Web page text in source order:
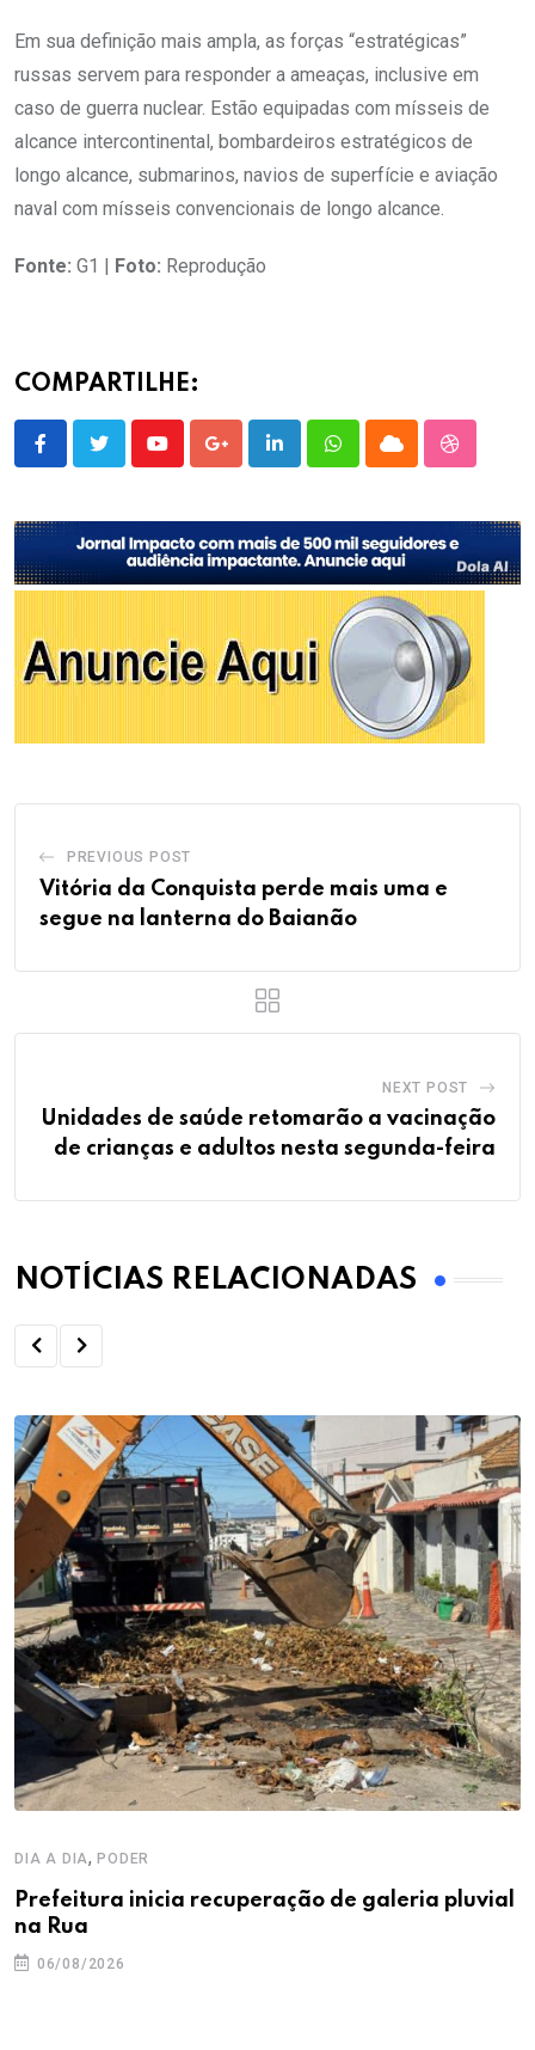
Em sua definição mais ampla, as forças “estratégicas”
russas servem para responder a ameaças, inclusive em
caso de guerra nuclear. Estão equipadas com mísseis de
alcance intercontinental, bombardeiros estratégicos de
longo alcance, submarinos, navios de superfície e aviação
naval com mísseis convencionais de longo alcance.
Fonte: G1 | Foto: Reprodução
COMPARTILHE:
YoutubeGoogle+LinkedInWhatsappCloud
PREVIOUS POST
Vitória da Conquista perde mais uma e
segue na lanterna do Baianão
NEXT POST
Unidades de saúde retomarão a vacinação
de crianças e adultos nesta segunda-feira
NOTÍCIAS RELACIONADAS
DIA A DIA,PODER
Prefeitura inicia recuperação de galeria pluvial
na Rua
06/08/2026